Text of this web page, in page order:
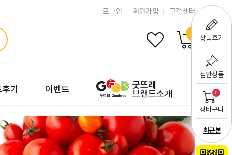
상품후기
찜한상품
0
장바구니
최근 본
로그인 회원가입 고객센터
기 이벤트
굿뜨래
브랜드소개